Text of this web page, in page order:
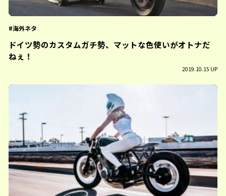
海外ネタ
ドイツ勢のカスタムガチ勢、マットな色使いがオトナだ
ねぇ！
2019.10.15 UP